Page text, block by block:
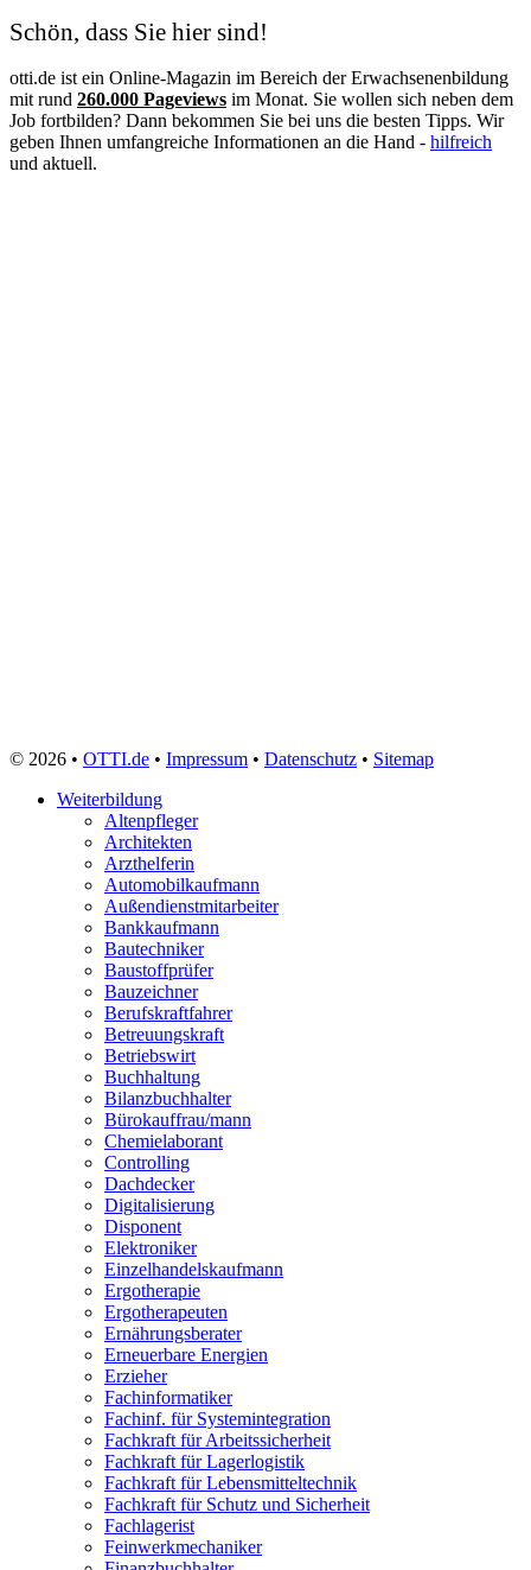
Schön, dass Sie hier sind!
otti.de ist ein Online-Magazin im Bereich der Erwachsenenbildung
mit rund 260.000 Pageviews im Monat. Sie wollen sich neben dem
Job fortbilden? Dann bekommen Sie bei uns die besten Tipps. Wir
geben Ihnen umfangreiche Informationen an die Hand - hilfreich
und aktuell.
© 2026 • OTTI.de • Impressum • Datenschutz • Sitemap
Weiterbildung
Altenpfleger
Architekten
Arzthelferin
Automobilkaufmann
Außendienstmitarbeiter
Bankkaufmann
Bautechniker
Baustoffprüfer
Bauzeichner
Berufskraftfahrer
Betreuungskraft
Betriebswirt
Buchhaltung
Bilanzbuchhalter
Bürokauffrau/mann
Chemielaborant
Controlling
Dachdecker
Digitalisierung
Disponent
Elektroniker
Einzelhandelskaufmann
Ergotherapie
Ergotherapeuten
Ernährungsberater
Erneuerbare Energien
Erzieher
Fachinformatiker
Fachinf. für Systemintegration
Fachkraft für Arbeitssicherheit
Fachkraft für Lagerlogistik
Fachkraft für Lebensmitteltechnik
Fachkraft für Schutz und Sicherheit
Fachlagerist
Feinwerkmechaniker